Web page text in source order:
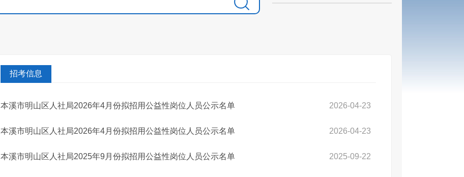
招考信息
2026-04-23
本溪市明山区人社局2026年4月份拟招用公益性岗位人员公示名单
2026-04-23
本溪市明山区人社局2026年4月份拟招用公益性岗位人员公示名单
2025-09-22
本溪市明山区人社局2025年9月份拟招用公益性岗位人员公示名单